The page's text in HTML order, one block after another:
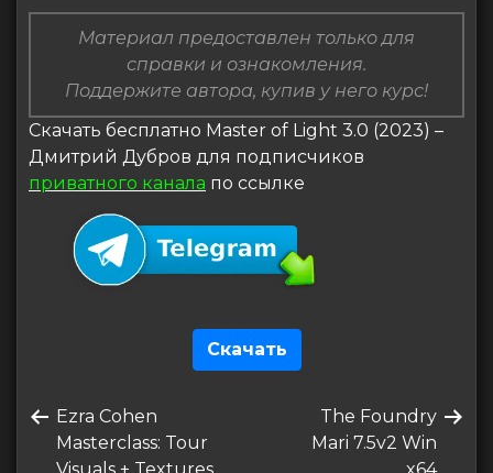
Материал предоставлен только для
справки и ознакомления.
Поддержите автора, купив у него курс!
Скачать бесплатно Master of Light 3.0 (2023) –
Дмитрий Дубров для подписчиков
приватного канала по ссылке
Скачать
поПредыдущая
запись
Ezra Cohen
Masterclass: Tour
Visuals + Textures
Следующая
запись
The Foundry
Mari 7.5v2 Win
x64